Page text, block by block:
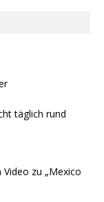
täglich rund
zu „Mexico